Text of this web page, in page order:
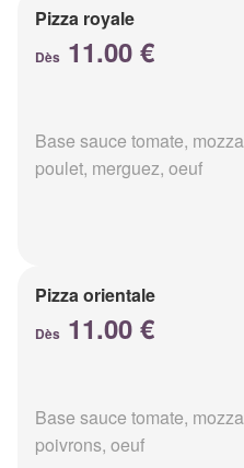
Pizza royale
Dès 11.00 €
Base sauce tomate,
poulet, merguez, oeuf
Pizza orientale
Dès 11.00 €
Base sauce tomate,
poivrons, oeuf